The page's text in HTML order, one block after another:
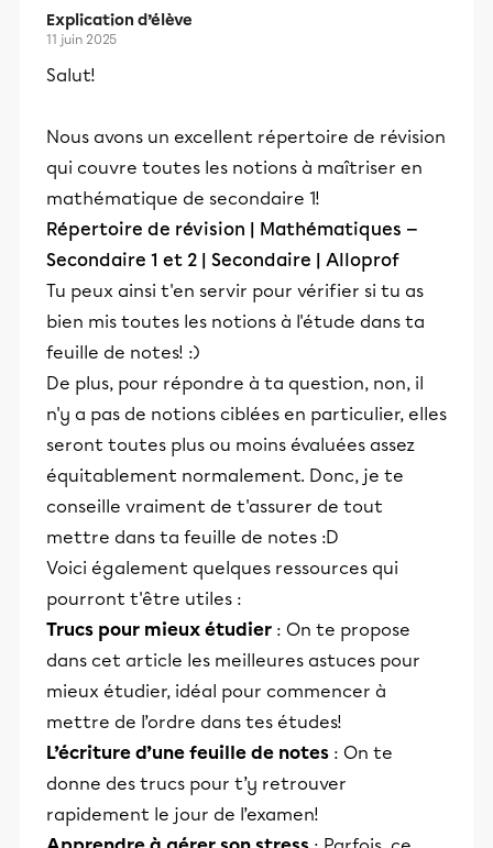
Explication d’élève
11 juin 2025
Salut!
Nous avons un excellent répertoire de révision
qui couvre toutes les notions à maîtriser en
mathématique de secondaire 1!
Répertoire de révision | Mathématiques —
Secondaire 1 et 2 | Secondaire | Alloprof
Tu peux ainsi t'en servir pour vérifier si tu as
bien mis toutes les notions à l'étude dans ta
feuille de notes! :)
De plus, pour répondre à ta question, non, il
n'y a pas de notions ciblées en particulier, elles
seront toutes plus ou moins évaluées assez
équitablement normalement. Donc, je te
conseille vraiment de t'assurer de tout
mettre dans ta feuille de notes :D
Voici également quelques ressources qui
pourront t'être utiles :
Trucs pour mieux étudier : On te propose
dans cet article les meilleures astuces pour
mieux étudier, idéal pour commencer à
mettre de l’ordre dans tes études!
L’écriture d’une feuille de notes : On te
donne des trucs pour t’y retrouver
rapidement le jour de l’examen!